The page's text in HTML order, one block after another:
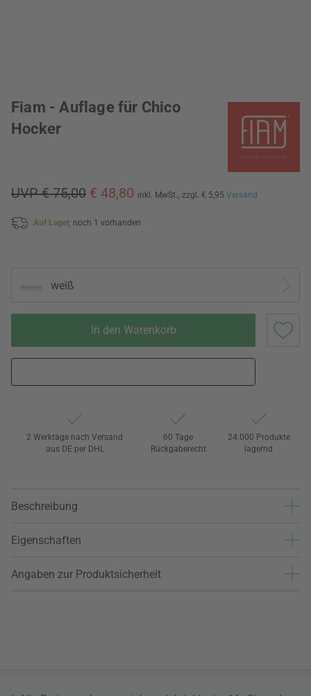
Fiam - Auflage für Chico
Hocker
UVP € 75,00 € 48,80 inkl. MwSt., zzgl. € 5,95 Versand
Auf Lager, noch 1 vorhanden
weiß
In den Warenkorb
2 Werktage nach Versand
aus DE per DHL
60 Tage
Rückgaberecht
24.000 Produkte
lagernd
Beschreibung
Eigenschaften
Angaben zur Produktsicherheit